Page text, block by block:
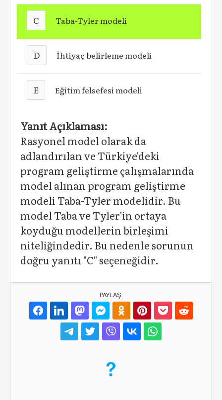
C Taba-Tyler modeli
D İhtiyaç belirleme modeli
E Eğitim felsefesi modeli
Yanıt Açıklaması:
Rasyonel model olarak da
adlandırılan ve Türkiye'deki
program geliştirme çalışmalarında
model alınan program geliştirme
modeli Taba-Tyler modelidir. Bu
model Taba ve Tyler'in ortaya
koyduğu modellerin birleşimi
niteliğindedir. Bu nedenle sorunun
doğru yanıtı "C" seçeneğidir.
PAYLAŞ: